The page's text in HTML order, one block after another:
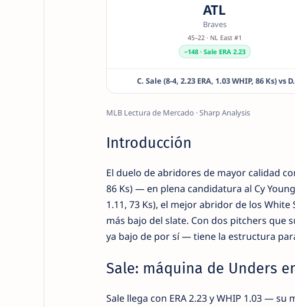
ATL
Braves
45–22 · NL East #1
−148 · Sale ERA 2.23
C. Sale (8-4, 2.23 ERA, 1.03 WHIP, 86 Ks) vs
MLB Lectura de Mercado · Sharp Analysis
Introducción
El duelo de abridores de mayor calidad
86 Ks) — en plena candidatura al Cy
1.11, 73 Ks), el mejor abridor de los
más bajo del slate. Con dos pitchers
ya bajo de por sí — tiene la estructura
Sale: máquina de Unders
Sale llega con ERA 2.23 y WHIP 1.03 —